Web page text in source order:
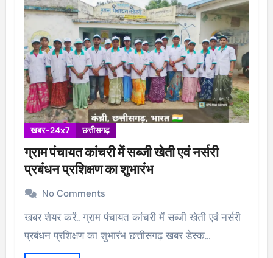
खबर-24x7 छत्तीसगढ़
ग्राम पंचायत कांचरी में सब्जी खेती एवं नर्सरी
प्रबंधन प्रशिक्षण का शुभारंभ
No Comments
खबर शेयर करें.. ग्राम पंचायत कांचरी में सब्जी खेती एवं नर्सरी
प्रबंधन प्रशिक्षण का शुभारंभ छत्तीसगढ़ खबर डेस्क…